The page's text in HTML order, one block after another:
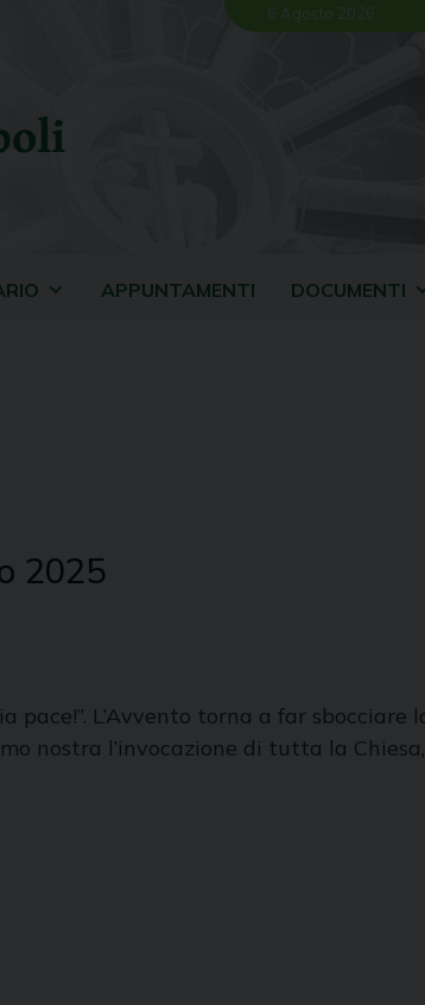
6 Agosto 2026
APPUNTAMENTI DOCUMENTI
2025
L’Avvento torna a far
nostra l’invocazione di tutta la